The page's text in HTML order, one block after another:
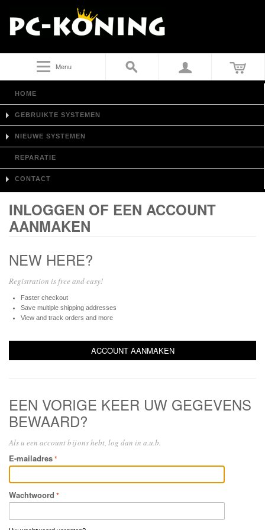
Menu
HOME
GEBRUIKTE SYSTEMEN
NIEUWE SYSTEMEN
REPARATIE
CONTACT
INLOGGEN OF EEN ACCOUNT
AANMAKEN
NEW HERE?
Registration is free and easy!
Faster checkout
Save multiple shipping addresses
View and track orders and more
ACCOUNT AANMAKEN
EEN VORIGE KEER UW GEGEVENS
BEWAARD?
Als u een account bij ons hebt, log dan in a.u.b.
E-mailadres
Wachtwoord